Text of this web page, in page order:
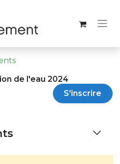
de l'eau 2024
S'inscrire